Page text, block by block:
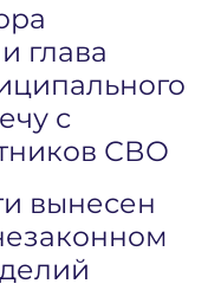
глава
с
СВО
вынесен